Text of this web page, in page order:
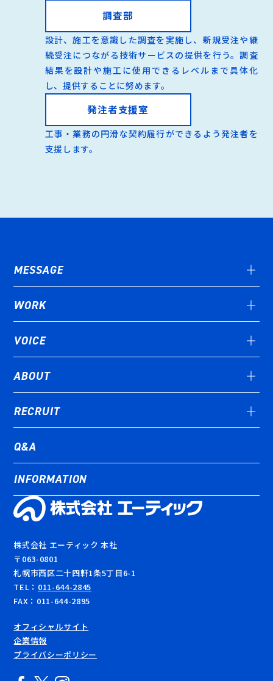
調査部
設計、施工を意識した調査を実施し、新規受注や継
続受注につながる技術サービスの提供を行う。調査
結果を設計や施工に使用できるレベルまで具体化
し、提供することに努めます。
発注者支援室
工事・業務の円滑な契約履行ができるよう発注者を
支援します。
株式会社 エーティック 本社
〒063-0801
札幌市西区二十四軒1条5丁目6-1
TEL： 011-644-2845
FAX：011-644-2895
オフィシャルサイト
企業情報
プライバシーポリシー
MESSAGE
WORK
VOICE
STORY#05
EPISODE#01 EPISODE#02
EPISODE#03
ABOUT
RECRUIT
Q&A
INFORMATION